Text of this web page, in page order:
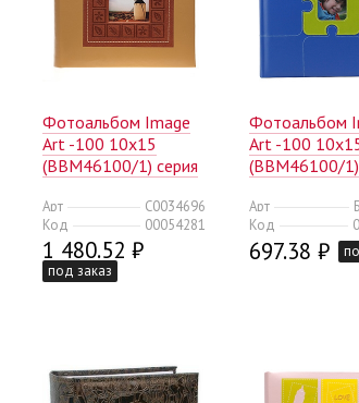
Фотоальбом Image
Art -100 10x15
(BBM46100/1) серия
окошком (24/672)
Арт
C0034696
Код
00054281
1 480.52 ₽
под заказ
Фотоальбом
Art -100
(BBM46100/1)
Арт
Код
697.38 ₽